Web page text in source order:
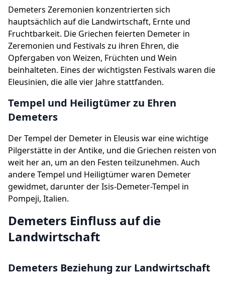
Demeters Zeremonien konzentrierten sich
hauptsächlich auf die Landwirtschaft, Ernte und
Fruchtbarkeit. Die Griechen feierten Demeter in
Zeremonien und Festivals zu ihren Ehren, die
Opfergaben von Weizen, Früchten und Wein
beinhalteten. Eines der wichtigsten Festivals waren die
Eleusinien, die alle vier Jahre stattfanden.
Tempel und Heiligtümer zu Ehren
Demeters
Der Tempel der Demeter in Eleusis war eine wichtige
Pilgerstätte in der Antike, und die Griechen reisten von
weit her an, um an den Festen teilzunehmen. Auch
andere Tempel und Heiligtümer waren Demeter
gewidmet, darunter der Isis-Demeter-Tempel in
Pompeji, Italien.
Demeters Einfluss auf die
Landwirtschaft
Demeters Beziehung zur Landwirtschaft